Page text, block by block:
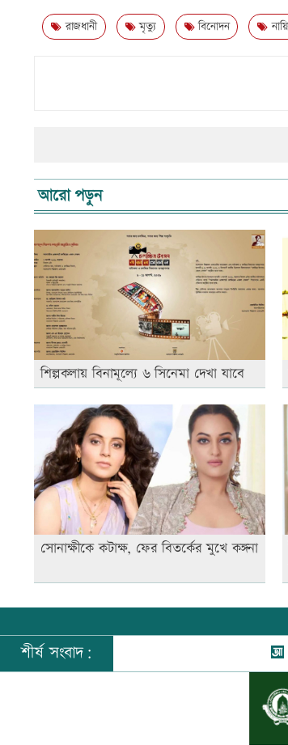
রাজধানী মৃত্যু বিনোদন
আরো পড়ুন
শিল্পকলায় বিনামূল্যে ৬ সিনেমা দেখা যাবে
সোনাক্ষীকে কটাক্ষ, ফের বিতর্কের মুখে কঙ্গনা
শীর্ষ সংবাদ: